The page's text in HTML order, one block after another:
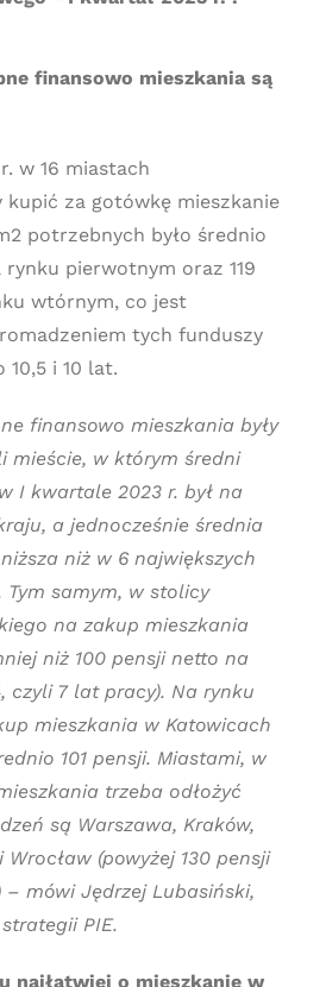
finansowo mieszkania są
w 16 miastach
kupić za gotówkę mieszkanie
potrzebnych było średnio
rynku pierwotnym oraz 119
wtórnym, co jest
tych funduszy
i 10 lat.
finansowo mieszkania były
mieście, w którym średni
I kwartale 2023 r. był na
a jednocześnie średnia
niż w 6 największych
samym, w stolicy
na zakup mieszkania
niż 100 pensji netto na
czyli 7 lat pracy). Na rynku
mieszkania w Katowicach
101 pensji. Miastami, w
trzeba odłożyć
są Warszawa, Kraków,
Wrocław (powyżej 130 pensji
mówi Jędrzej Lubasiński,
PIE.
najłatwiej o mieszkanie w